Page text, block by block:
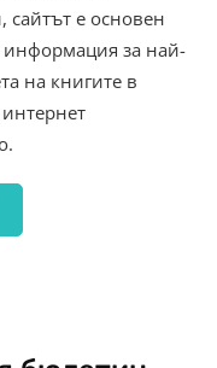
сайтът е основен
информация за най-
на книгите в